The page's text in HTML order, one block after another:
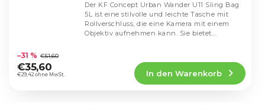
durchschnittliche
Produktbewertung
ist
€29,42 ohne MwSt.
–31 % €51,60
€35,60
In den Warenkorb
Der KF Concept Urban Wander U11 Sling Bag
5L ist eine stilvolle und leichte Tasche mit
Rollverschluss, die eine Kamera mit einem
Objektiv aufnehmen kann. Sie bietet